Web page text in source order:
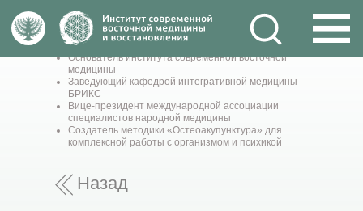
АРТЕМ ТЕН
Основатель института современной восточной
медицины
Заведующий кафедрой интегративной медицины
БРИКС
Вице-президент международной ассоциации
специалистов народной медицины
Создатель методики «Остеоакупунктура» для
комплексной работы с организмом и психикой
Назад